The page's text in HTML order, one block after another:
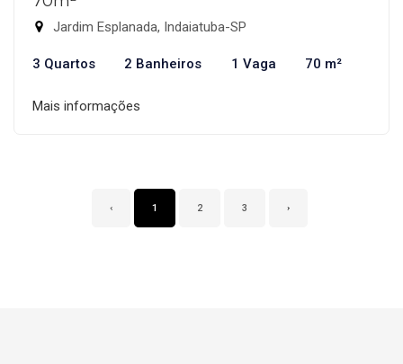
Jardim Esplanada, Indaiatuba-SP
3 Quartos 2 Banheiros 1 Vaga 70 m²
Mais informações
‹ 1 2 3 ›